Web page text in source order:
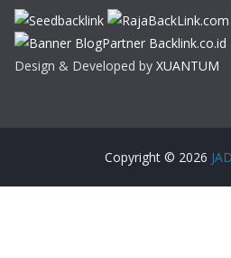
Design & Developed by XUANTUM
Copyright © 2026